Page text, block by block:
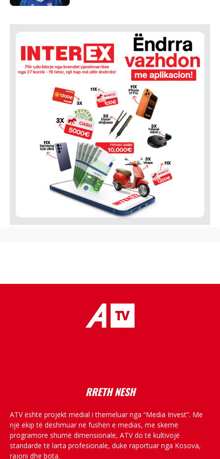
RRETH NESH
ATV është projekt medial i themeluar nga “Media Invest”. Me
një ekip të dëshmuar në fushën e medias, me skemë
programore shumë dimensionale, ATV do të kultivojë
standarde të larta profesionale, duke raportuar nga Kosova,
rajoni dhe bota.